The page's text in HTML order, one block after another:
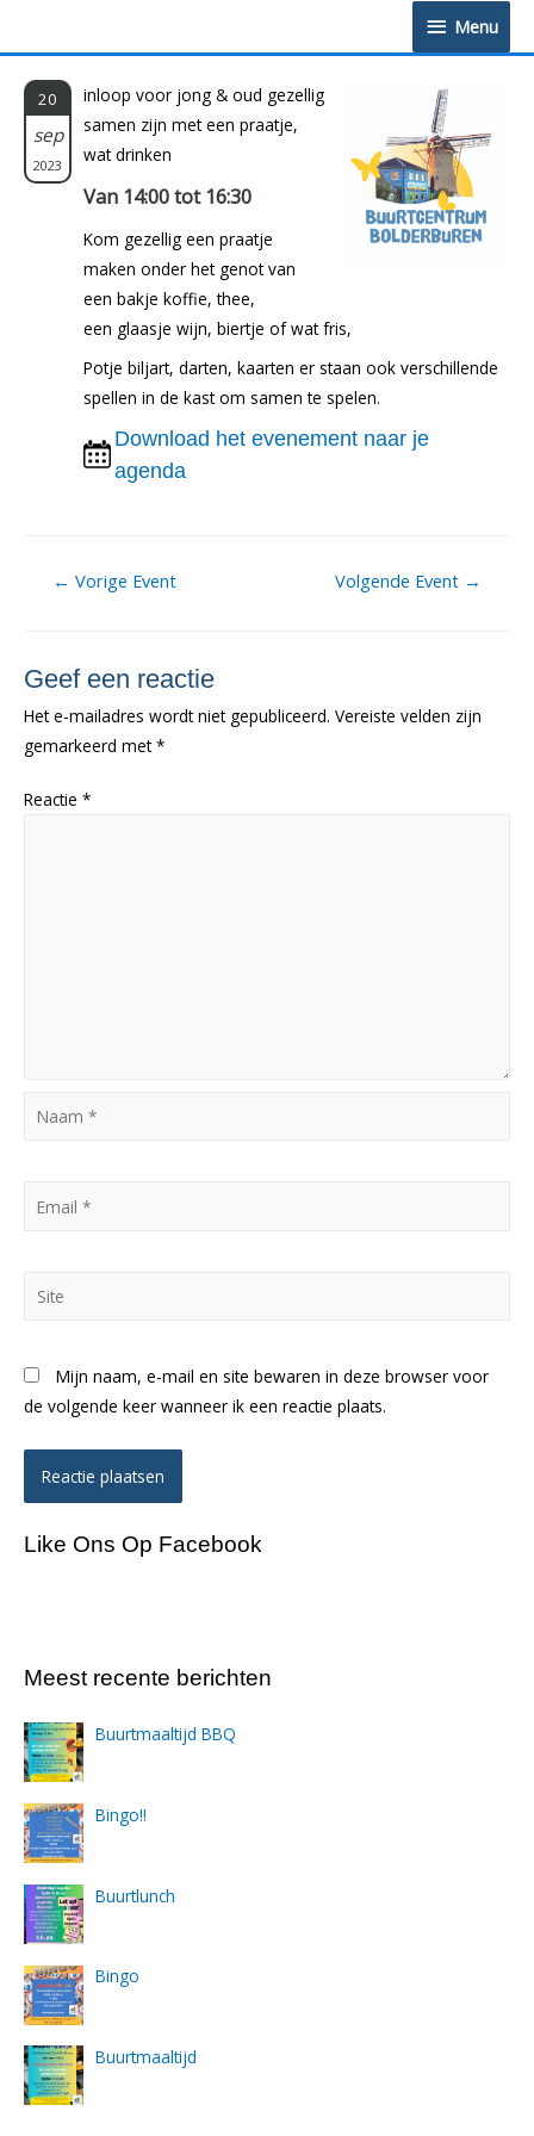
Menu
Menu
20
sep
2023
inloop voor jong & oud gezellig
samen zijn met een praatje,
wat drinken
Van 14:00 tot 16:30
Kom gezellig een praatje
maken onder het genot van
een bakje koffie, thee,
een glaasje wijn, biertje of wat fris,
Potje biljart, darten, kaarten er staan ook verschillende
spellen in de kast om samen te spelen.
Download het evenement naar je
agenda
Berichtnavigatie
← Vorige Event Volgende Event →
Geef een reactie
Het e-mailadres wordt niet gepubliceerd. Vereiste velden zijn
gemarkeerd met*
Reactie *
Naam
Mijn naam, e-mail en site bewaren in deze browser voor
de volgende keer wanneer ik een reactie plaats.
Like Ons Op Facebook
Meest recente berichten
Buurtmaaltijd BBQ
Bingo!!
Buurtlunch
Bingo
Buurtmaaltijd